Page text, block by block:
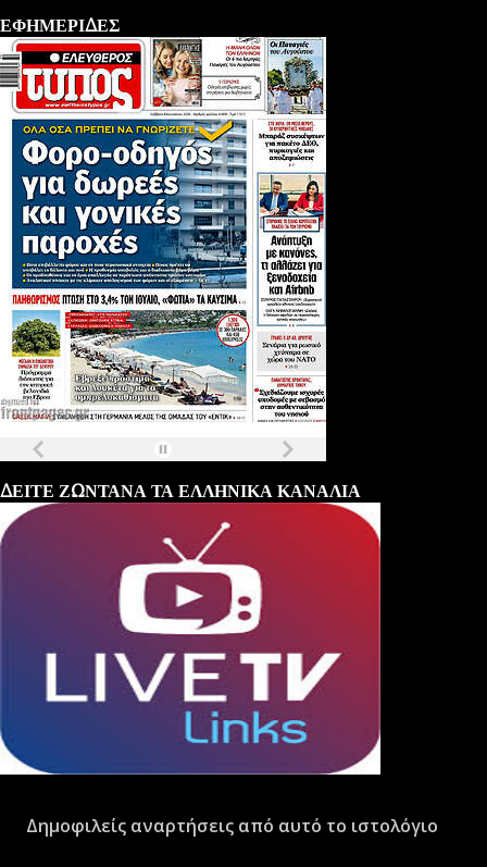
ΕΦΗΜΕΡΙΔΕΣ
ΔΕΙΤΕ ΖΩΝΤΑΝΑ ΤΑ ΕΛΛΗΝΙΚΑ ΚΑΝΑΛΙΑ
Δημοφιλείς αναρτήσεις από αυτό το ιστολόγιο